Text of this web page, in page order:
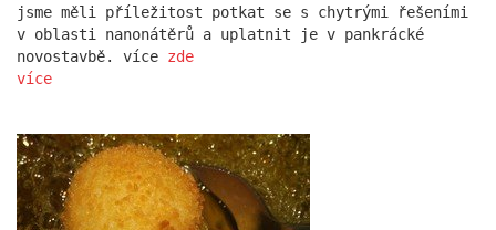
jsme měli příležitost potkat se s chytrými řešeními
v oblasti nanonátěrů a uplatnit je v pankrácké
novostavbě. více zde
více